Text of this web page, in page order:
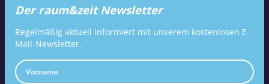
Der raum&zeit Newsletter
Regelmäßig aktuell informiert mit unserem kostenlosen E-
Mail-Newsletter.